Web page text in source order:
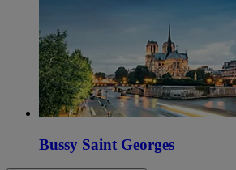
Bussy Saint Georges